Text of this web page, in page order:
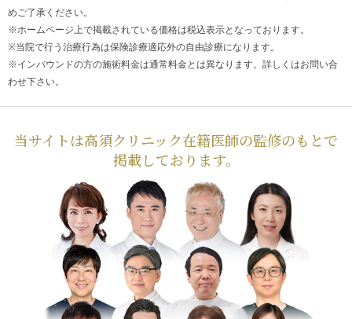
めご了承ください。
※ホームページ上で掲載されている価格は税込表示となっております。
※当院で行う治療行為は保険診療適応外の自由診療になります。
※インバウンドの方の施術料金は通常料金とは異なります。詳しくはお問い合
わせ下さい。
当サイトは高須クリニック在籍医師の監修のもとで
掲載しております。